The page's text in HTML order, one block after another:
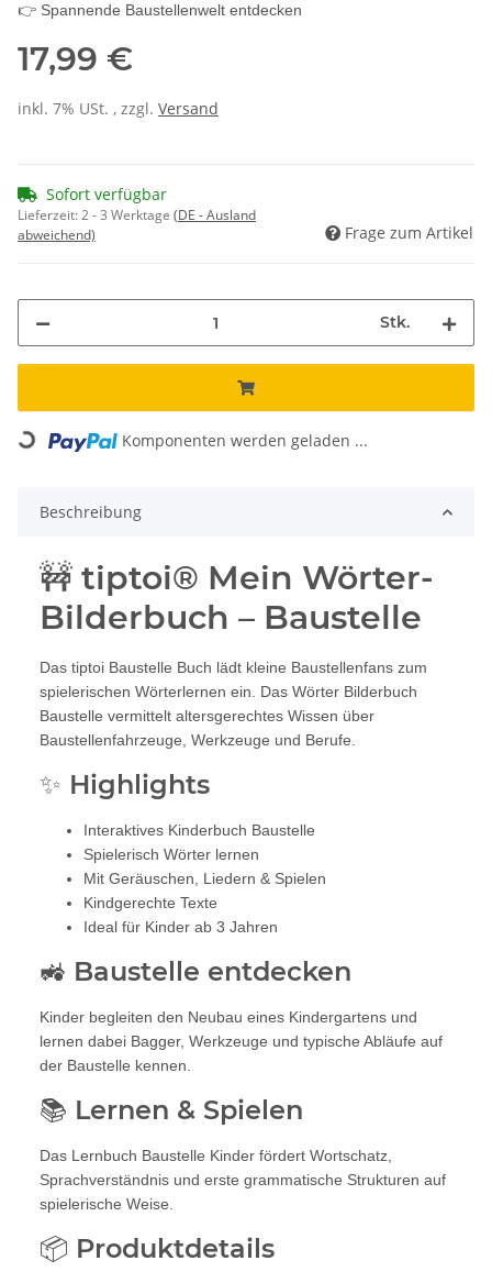
👉 Spannende Baustellenwelt entdecken
17,99 €
inkl. 7% USt. , zzgl. Versand
Sofort verfügbar
Lieferzeit:2 - 3 Werktage (DE - Ausland
abweichend)
Frage zum Artikel
Stk.
Loading... Komponenten werden geladen ...
Beschreibung
🚧 tiptoi® Mein Wörter-
Bilderbuch – Baustelle
Das tiptoi Baustelle Buch lädt kleine Baustellenfans zum
spielerischen Wörterlernen ein. Das Wörter Bilderbuch
Baustelle vermittelt altersgerechtes Wissen über
Baustellenfahrzeuge, Werkzeuge und Berufe.
✨ Highlights
Interaktives Kinderbuch Baustelle
Spielerisch Wörter lernen
Mit Geräuschen, Liedern & Spielen
Kindgerechte Texte
Ideal für Kinder ab 3 Jahren
🚜 Baustelle entdecken
Kinder begleiten den Neubau eines Kindergartens und
lernen dabei Bagger, Werkzeuge und typische Abläufe auf
der Baustelle kennen.
📚 Lernen & Spielen
Das Lernbuch Baustelle Kinder fördert Wortschatz,
Sprachverständnis und erste grammatische Strukturen auf
spielerische Weise.
📦 Produktdetails